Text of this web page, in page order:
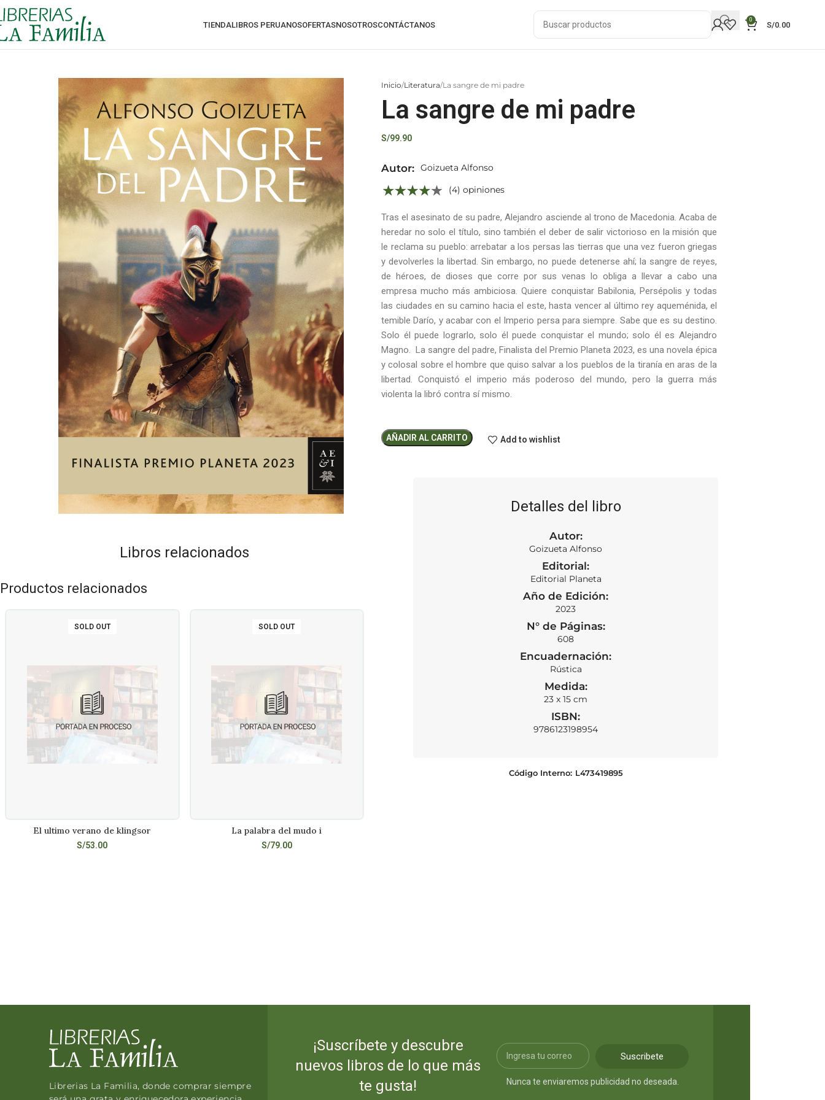
TIENDALIBROS PERUANOSOFERTASNOSOTROSCONTÁCTANOS
0
S/0.00
Inicio Literatura La sangre de mi padre
La sangre de mi padre
S/99.90
Autor: Goizueta Alfonso
(4) opiniones
Tras el asesinato de su padre, Alejandro asciende al trono de Macedonia. Acaba de
heredar no solo el título, sino también el deber de salir victorioso en la misión que
le reclama su pueblo: arrebatar a los persas las tierras que una vez fueron griegas
y devolverles la libertad. Sin embargo, no puede detenerse ahí; la sangre de reyes,
de héroes, de dioses que corre por sus venas lo obliga a llevar a cabo una
empresa mucho más ambiciosa. Quiere conquistar Babilonia, Persépolis y todas
las ciudades en su camino hacia el este, hasta vencer al último rey aqueménida, el
temible Darío, y acabar con el Imperio persa para siempre. Sabe que es su destino.
Solo él puede lograrlo, solo él puede conquistar el mundo; solo él es Alejandro
Magno. La sangre del padre, Finalista del Premio Planeta 2023, es una novela épica
y colosal sobre el hombre que quiso salvar a los pueblos de la tiranía en aras de la
libertad. Conquistó el imperio más poderoso del mundo, pero la guerra más
violenta la libró contra sí mismo.
AÑADIR AL CARRITO Add to wishlist
Libros relacionados
Productos relacionados
SOLD OUT
LEER MÁS
El ultimo verano de klingsor
S/53.00
SOLD OUT
LEER MÁS
La palabra del mudo i
S/79.00
Detalles del libro
Autor:
Goizueta Alfonso
Editorial:
Editorial Planeta
Año de Edición:
2023
N° de Páginas:
608
Encuadernación:
Rústica
Medida:
23 x 15 cm
ISBN:
9786123198954
Código Interno: L473419895
Librerias La Familia, donde comprar siempre
¡Suscríbete y descubre
nuevos libros de lo que más
te gusta!
Suscribete
Nunca te enviaremos publicidad no deseada.